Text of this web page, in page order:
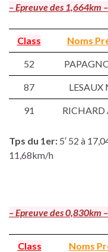
– Epreuve des 1,664km
Class Noms
52
87 LESAUX
91 RICHARD
Tps du 1er: 5′ 52 à
11,68km/h
– Epreuve des 0,830km
Class Noms